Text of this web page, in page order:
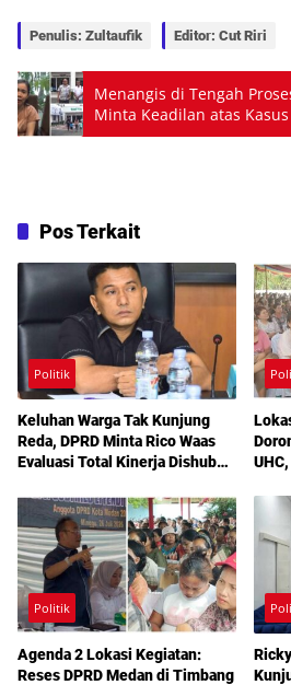
Penulis: Zultaufik Editor: Cut Riri
Menangis di Tengah
Minta Keadilan atas
Dirinya Justru Korban
Pos Terkait
Politik
Keluhan Warga Tak Kunjung
Reda, DPRD Minta Rico Waas
Evaluasi Total Kinerja Dishub
Politik
Agenda 2 Lokasi Kegiatan:
Reses DPRD Medan di Timbang